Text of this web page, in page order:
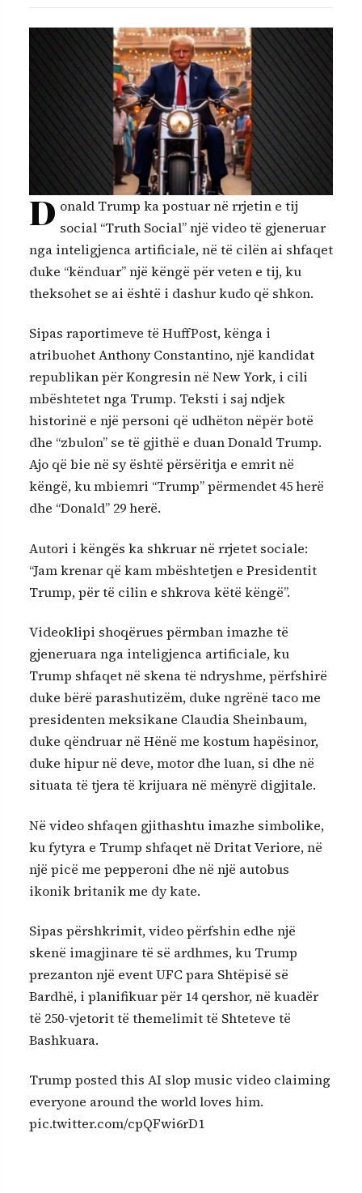
D onald Trump ka postuar në rrjetin e tij
social “Truth Social” një video të gjeneruar
nga inteligjenca artificiale, në të cilën ai shfaqet
duke “kënduar” një këngë për veten e tij, ku
theksohet se ai është i dashur kudo që shkon.
Sipas raportimeve të HuffPost, kënga i
atribuohet Anthony Constantino, një kandidat
republikan për Kongresin në New York, i cili
mbështetet nga Trump. Teksti i saj ndjek
historinë e një personi që udhëton nëpër botë
dhe “zbulon” se të gjithë e duan Donald Trump.
Ajo që bie në sy është përsëritja e emrit në
këngë, ku mbiemri “Trump” përmendet 45 herë
dhe “Donald” 29 herë.
Autori i këngës ka shkruar në rrjetet sociale:
“Jam krenar që kam mbështetjen e Presidentit
Trump, për të cilin e shkrova këtë këngë”.
Videoklipi shoqërues përmban imazhe të
gjeneruara nga inteligjenca artificiale, ku
Trump shfaqet në skena të ndryshme, përfshirë
duke bërë parashutizëm, duke ngrënë taco me
presidenten meksikane Claudia Sheinbaum,
duke qëndruar në Hënë me kostum hapësinor,
duke hipur në deve, motor dhe luan, si dhe në
situata të tjera të krijuara në mënyrë digjitale.
Në video shfaqen gjithashtu imazhe simbolike,
ku fytyra e Trump shfaqet në Dritat Veriore, në
një picë me pepperoni dhe në një autobus
ikonik britanik me dy kate.
Sipas përshkrimit, video përfshin edhe një
skenë imagjinare të së ardhmes, ku Trump
prezanton një event UFC para Shtëpisë së
Bardhë, i planifikuar për 14 qershor, në kuadër
të 250-vjetorit të themelimit të Shteteve të
Bashkuara.
Trump posted this AI slop music video claiming
everyone around the world loves him.
pic.twitter.com/cpQFwi6rD1